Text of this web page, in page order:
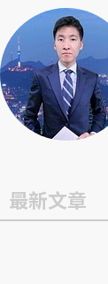
最新文章